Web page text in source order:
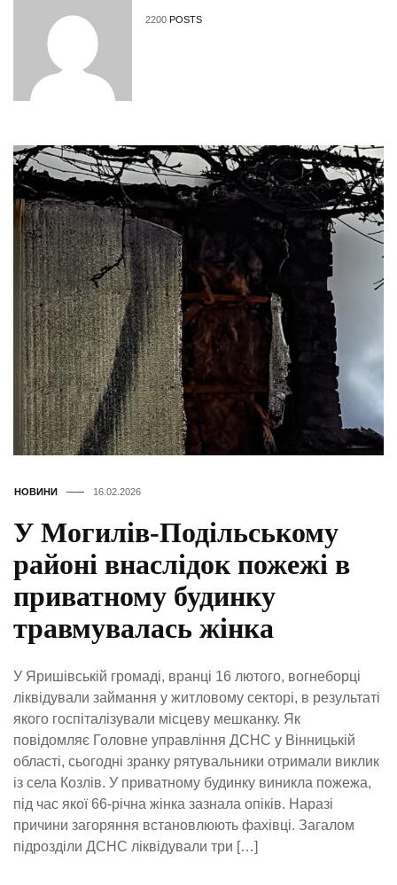
2200 POSTS
НОВИНИ 16.02.2026
У Могилів-Подільському
районі внаслідок пожежі в
приватному будинку
травмувалась жінка
У Яришівській громаді, вранці 16 лютого, вогнеборці
ліквідували займання у житловому секторі, в результаті
якого госпіталізували місцеву мешканку. Як
повідомляє Головне управління ДСНС у Вінницькій
області, сьогодні зранку рятувальники отримали виклик
із села Козлів. У приватному будинку виникла пожежа,
під час якої 66-річна жінка зазнала опіків. Наразі
причини загоряння встановлюють фахівці. Загалом
підрозділи ДСНС ліквідували три […]